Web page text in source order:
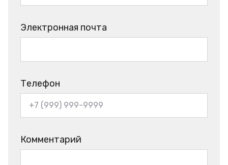
Электронная почта
Телефон
Комментарий